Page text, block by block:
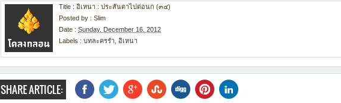
Title : อิเหนา : ประสันตาไปต่อนก (๓๔)
Posted by :Slim
Date :Sunday, December 16, 2012
Labels :บทละครรำ อิเหนา
SHARE ARTICLE: